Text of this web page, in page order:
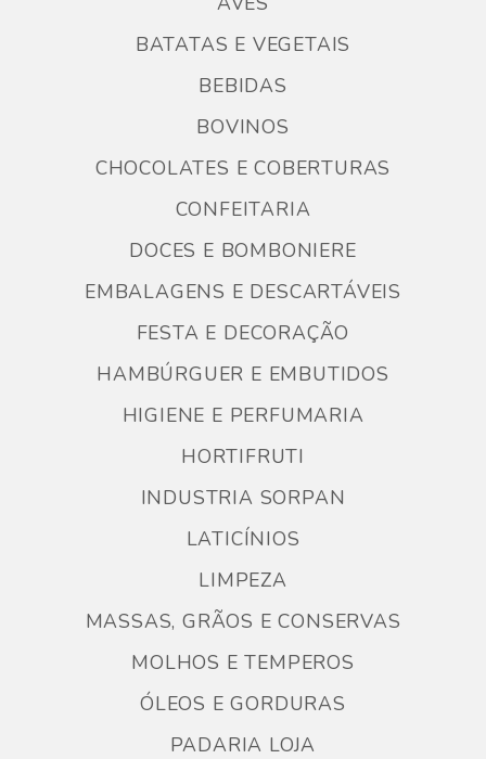
BATATAS E VEGETAIS
BEBIDAS
BOVINOS
CHOCOLATES E COBERTURAS
CONFEITARIA
DOCES E BOMBONIERE
EMBALAGENS E DESCARTÁVEIS
FESTA E DECORAÇÃO
HAMBÚRGUER E EMBUTIDOS
HIGIENE E PERFUMARIA
HORTIFRUTI
INDUSTRIA SORPAN
LATICÍNIOS
LIMPEZA
MASSAS, GRÃOS E CONSERVAS
MOLHOS E TEMPEROS
ÓLEOS E GORDURAS
PADARIA LOJA